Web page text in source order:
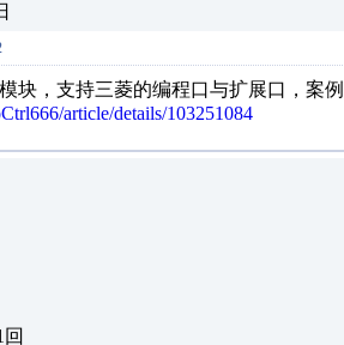
块，支持三菱的编程口与扩展口，案
article/details/103251084